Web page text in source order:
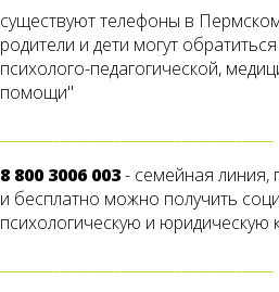
существуют телефоны в
родители и дети могут
психолого-педагогической,
помощи"
8 800 3006 003- семейная линия,
и бесплатно можно получить
психологическую и юридическую